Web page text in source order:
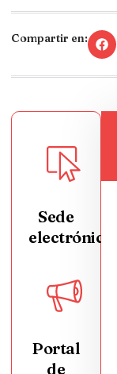
Compartir en:
Sede
electrónica
Portal
de